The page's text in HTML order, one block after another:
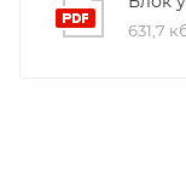
631,7